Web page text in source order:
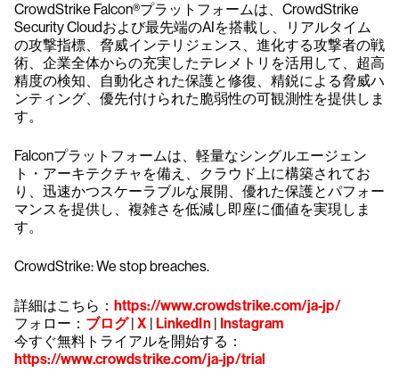
CrowdStrike Falcon®プラットフォームは、CrowdStrike
Security Cloudおよび最先端のAIを搭載し、リアルタイム
の攻撃指標、脅威インテリジェンス、進化する攻撃者の戦
術、企業全体からの充実したテレメトリを活用して、超高
精度の検知、自動化された保護と修復、精鋭による脅威ハ
ンティング、優先付けられた脆弱性の可観測性を提供しま
す。
Falconプラットフォームは、軽量なシングルエージェン
ト・アーキテクチャを備え、クラウド上に構築されてお
り、迅速かつスケーラブルな展開、優れた保護とパフォー
マンスを提供し、複雑さを低減し即座に価値を実現しま
す。
CrowdStrike: We stop breaches.
詳細はこちら： https://www.crowdstrike.com/ja-jp/
フォロー： ブログ|X | LinkedIn | Instagram
今すぐ無料トライアルを開始する：
https://www.crowdstrike.com/ja-jp/trial